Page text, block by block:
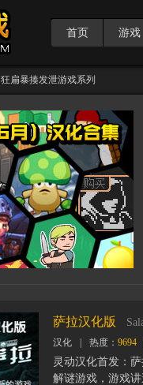
首页 游戏
狂扁暴揍发泄游戏系列
萨拉汉化版
汉化 热度： 9694
灵动汉化首发：
解谜游戏，游戏